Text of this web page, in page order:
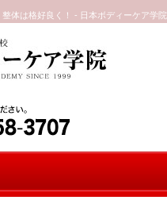
整体は格好良く！ - 日本ボディーケア学院